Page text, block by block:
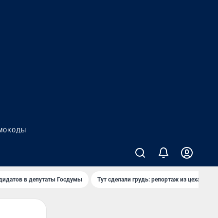
в депутаты Госдумы Тут сделали грудь: репортаж из цеха